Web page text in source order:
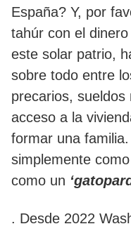
España? Y, por
tahúr con el
este solar patrio,
sobre todo entre
precarios, sueldos
acceso a la
formar una
simplemente
como un
. Desde 2022